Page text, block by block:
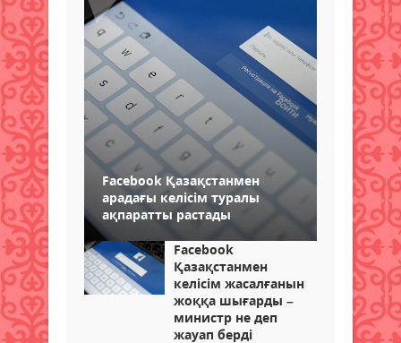
Facebook Қазақстанмен
арадағы келісім туралы
ақпаратты растады
Facebook
Қазақстанмен
келісім жасалғанын
жоққа шығарды –
министр не деп
жауап берді